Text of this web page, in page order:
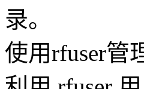
录。
使用rfuser管